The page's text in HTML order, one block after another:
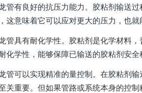
管有良好的抗压力能力。胶粘剂输送
这意味着它可以应对更大的压力，也
管具有耐化学性。胶粘剂是化学材料
化学性，能够保障已输送的胶粘剂安
管可以实现精准的量控制。在胶粘剂
关重要。但如果管路或系统本身的控